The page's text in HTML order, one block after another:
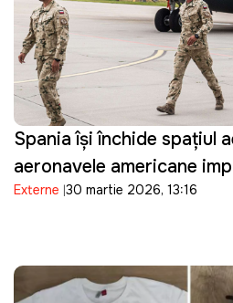
Spania își închide spațiul
aeronavele americane
militare împotriva Iranului
Externe 30 martie 2026, 13:16